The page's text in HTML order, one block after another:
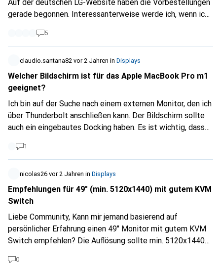
Auf der deutschen LG-Website haben die Vorbestellungen
gerade begonnen. Interessanterweise werde ich, wenn ich
https://www.lg.com/ch_de
Monitore zu bestellen, zuhttps://www.lg.com/de
weitergeleitet, und man kann nichts in die Schweiz liefern :
( Vielleicht wissen die Leute bei Galaxus etwas? Ich habe
auch versucht, LG Schweiz zu kontaktieren, aber keine
5
claudio.santana82 vor 2 Jahren in Displays
Welcher Bildschirm ist für das Apple MacBook Pro m1
geeignet?
Ich bin auf der Suche nach einem externen Monitor, den ich
über Thunderbolt anschließen kann. Der Bildschirm sollte
auch ein eingebautes Docking haben. Es ist wichtig, dass
1
nicolas26 vor 2 Jahren in Displays
Empfehlungen für 49" (min. 5120x1440) mit gutem KVM
Switch
Liebe Community, Kann mir jemand basierend auf
persönlicher Erfahrung einen 49" Monitor mit gutem KVM
Switch empfehlen? Die Auflösung sollte min. 5120x1440
gelegentliches Serien schauen oder Gamen kommt vor, ist
0